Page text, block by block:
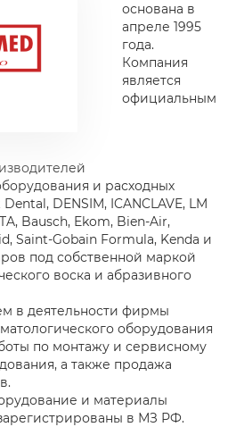
основана в
апреле 1995
года.
Компания
является
официальным
и расходных
DENSIM, ICANCLAVE, LM
Bausch, Ekom, Bien-Air,
Saint-Gobain Formula, Kenda и
под собственной маркой
воска и абразивного
в деятельности фирмы
оборудования
по монтажу и сервисному
а также продажа
и материалы
в МЗ РФ.